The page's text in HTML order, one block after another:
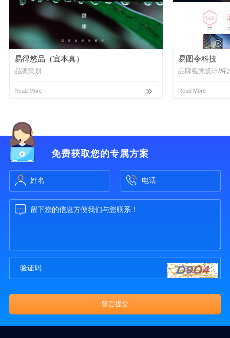
易得悠品（宜本真）
品牌策划
Read More
易图令科技
品牌视觉设计/标
Read More
免费获取您的专属方案